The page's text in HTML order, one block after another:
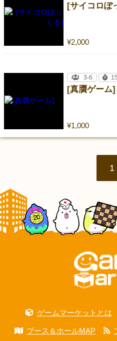
[サイコロぽ
¥2,000
[真贋ゲーム]
¥1,000
3-6
1
ゲームマーケットとは
ブース＆ホールMAP